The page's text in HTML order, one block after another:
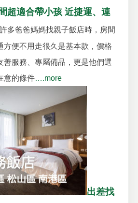
超適合帶小孩 近捷運、連
許多爸爸媽媽找親子飯店時，房間
方便不用走很久是基本款，價格
善服務、專屬備品，更是他們選
意的條件….more
出差找